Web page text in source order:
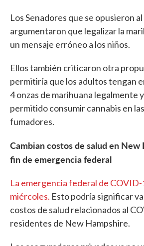
Los Senadores que se opusieron
argumentaron que legalizar la
un mensaje erróneo a los niños.
Ellos también criticaron otra
permitiría que los adultos tengan
4 onzas de marihuana legalmente
permitido consumir cannabis en
fumadores.
Cambian costos de salud en
fin de emergencia federal
La emergencia federal de
miércoles. Esto podría significar
costos de salud relacionados al
residentes de New Hampshire.